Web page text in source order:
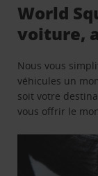
World
voiture,
Nous vous
véhicules un
soit votre
vous offrir le